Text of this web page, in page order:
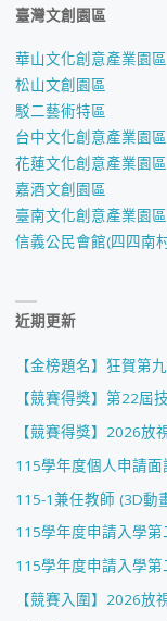
臺灣文創園區
華山文化創意產業園區
松山文創園區
駁二藝術特區
台中文化創意產業園區
花蓮文化創意產業園區
嘉酒文創園區
臺南文化創意產業園區
信義公民會館(四四南
近期更新
【金榜題名】狂賀第
【競賽得獎】第22屆
【競賽得獎】2026放
115學年度個人申請
115-1兼任教師 (3D動
115學年度申請入學
115學年度申請入學
【競賽入圍】2026放